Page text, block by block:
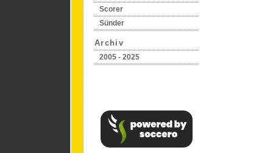
Scorer
Sünder
Archiv
2005 - 2025